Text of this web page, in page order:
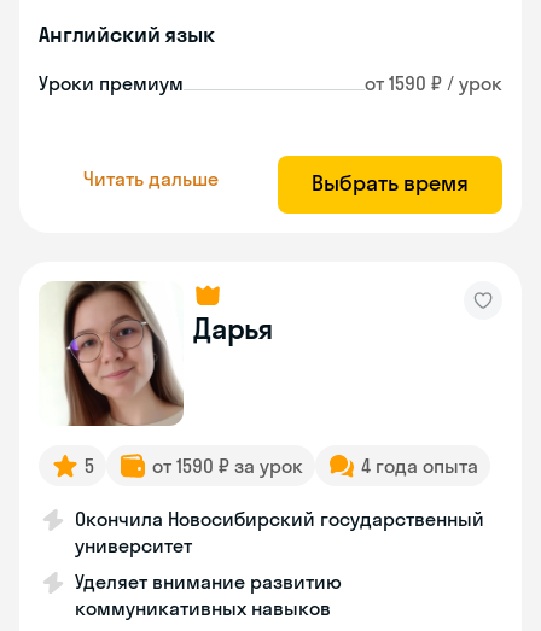
Английский язык
Уроки премиум от 1590 ₽ / урок
Читать дальше Выбрать время
Дарья
5 от 1590 ₽ за урок 4 года опыта
Окончила Новосибирский государственный
университет
Уделяет внимание развитию
коммуникативных навыков